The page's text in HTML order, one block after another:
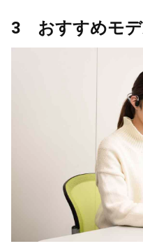
3 おすすめモデ